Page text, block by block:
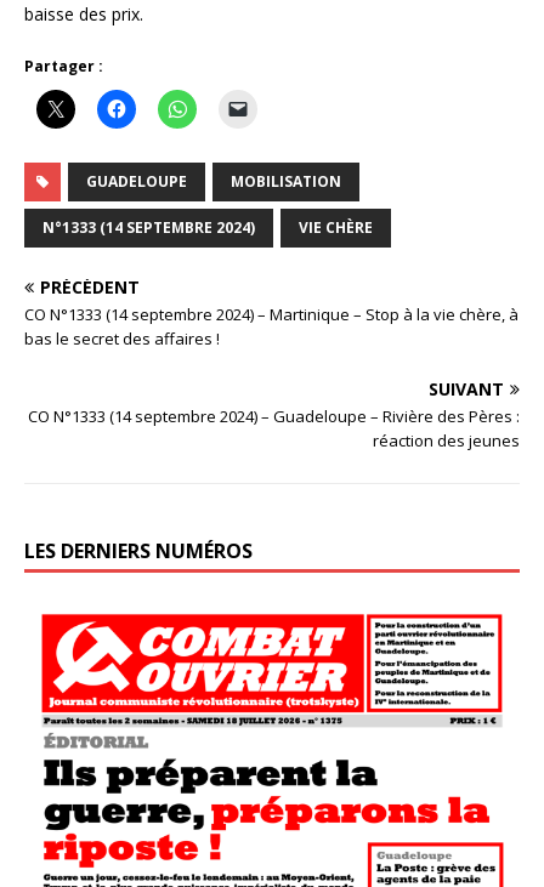
baisse des prix.
Partager :
GUADELOUPE MOBILISATION
N°1333 (14 SEPTEMBRE 2024) VIE CHÈRE
PRÉCÉDENT
CO N°1333 (14 septembre 2024) – Martinique – Stop à la vie chère, à
bas le secret des affaires !
SUIVANT
CO N°1333 (14 septembre 2024) – Guadeloupe – Rivière des Pères :
réaction des jeunes
LES DERNIERS NUMÉROS